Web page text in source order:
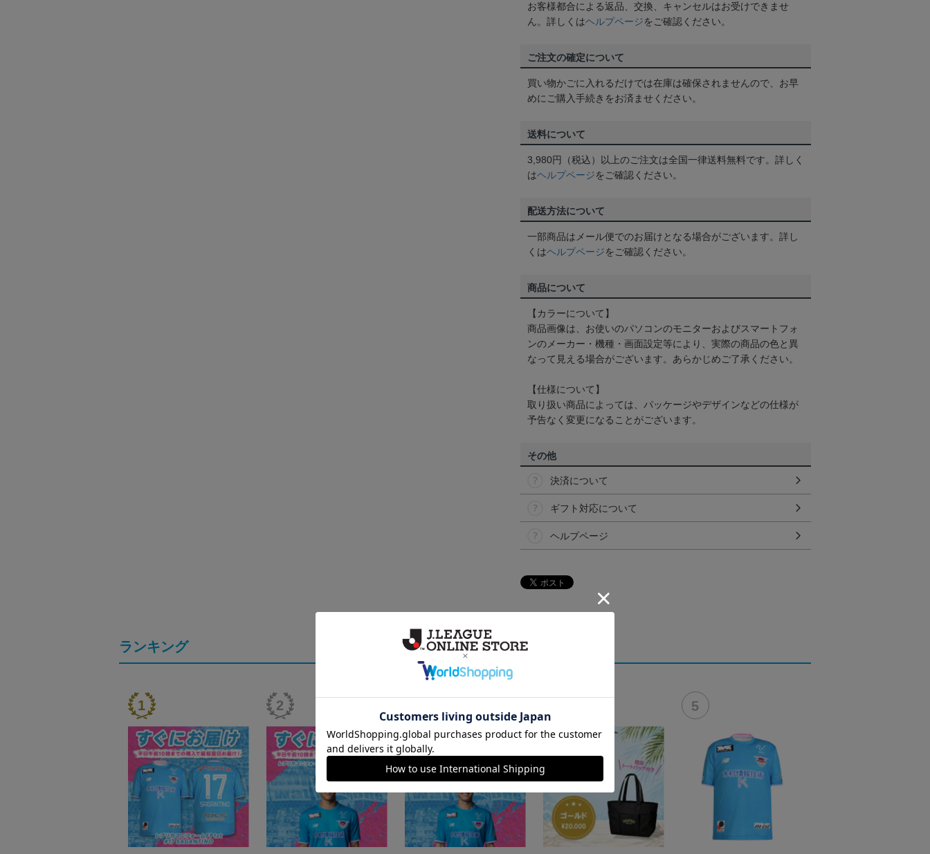
お客様都合による返品、交換、キャンセルはお受けできませ
ん。詳しくはヘルプページをご確認ください。
ご注文の確定について
買い物かごに入れるだけでは在庫は確保されませんので、お早
めにご購入手続きをお済ませください。
送料について
3,980円（税込）以上のご注文は全国一律送料無料です。詳しく
はヘルプページをご確認ください。
配送方法について
一部商品はメール便でのお届けとなる場合がございます。詳し
くはヘルプページをご確認ください。
商品について
【カラーについて】
商品画像は、お使いのパソコンのモニターおよびスマートフォ
ンのメーカー・機種・画面設定等により、実際の商品の色と異
なって見える場合がございます。あらかじめご了承ください。
【仕様について】
取り扱い商品によっては、パッケージやデザインなどの仕様が
予告なく変更になることがございます。
その他
決済について
ギフト対応について
ヘルプページ
ランキング